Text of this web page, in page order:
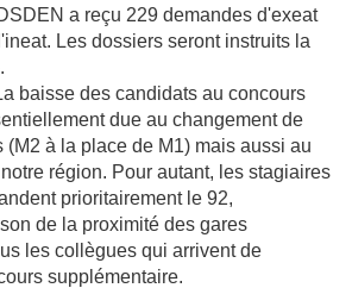
a reçu 229 demandes d'exeat
Les dossiers seront instruits la
baisse des candidats au concours
due au changement de
(M2 à la place de M1) mais aussi au
région. Pour autant, les stagiaires
prioritairement le 92,
de la proximité des gares
les collègues qui arrivent de
supplémentaire.